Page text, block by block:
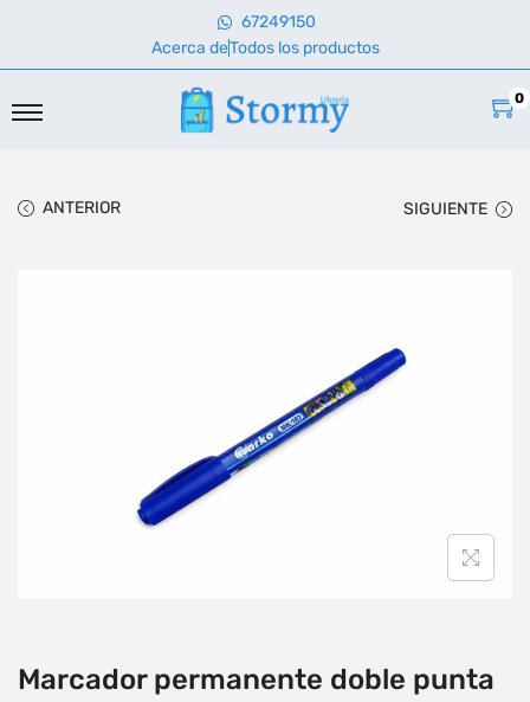
67249150
Acerca deTodos los productos
0
ANTERIOR SIGUIENTE
Marcador permanente doble punta